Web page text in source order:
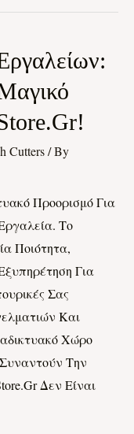
Cutters/ By
Προορισμό Για
Το
Ποιότητα,
Για
Σας
Και
Χώρο
Την
Δεν Είναι